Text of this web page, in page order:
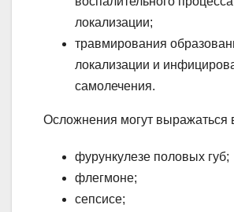
локализации;
травмирования
локализации и
самолечения.
Осложнения могут выражаться
фурункулезе половых губ;
флегмоне;
сепсисе;